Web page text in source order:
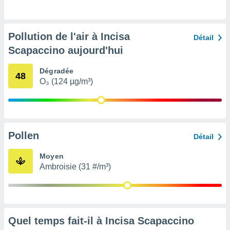
ou
de la
des
notre
Pollution de l'air à Incisa
Scapaccino aujourd'hui
Détail
48 Dégradée
O₃ (124 µg/m³)
Pollen Détail
Moyen
Ambroisie (31 #/m³)
Quel temps fait-il à Incisa Scapaccino